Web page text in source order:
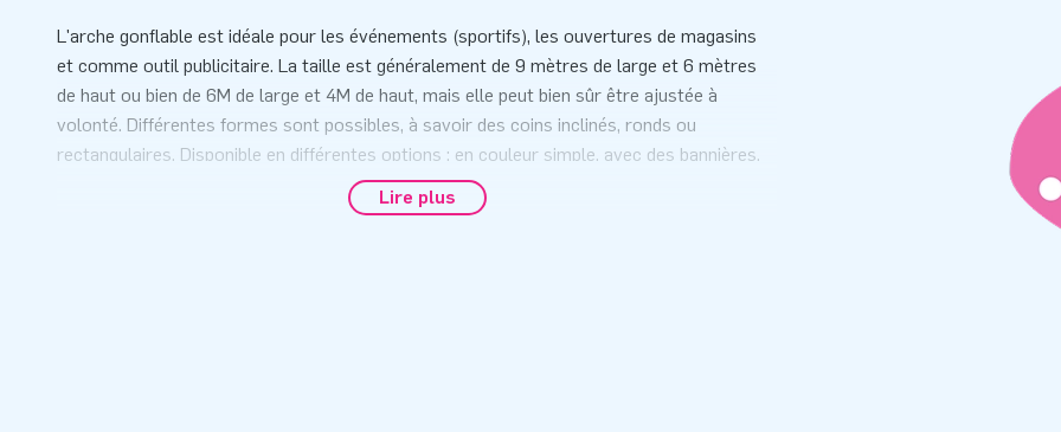
L'arche gonflable est idéale pour les événements (sportifs), les ouvertures de magasins
et comme outil publicitaire. La taille est généralement de 9 mètres de large et 6 mètres
de haut ou bien de 6M de large et 4M de haut, mais elle peut bien sûr être ajustée à
volonté. Différentes formes sont possibles, à savoir des coins inclinés, ronds ou
rectangulaires. Disponible en différentes options : en couleur simple, avec des bannières,
avec impressions publicitaires et même avec des objets en 3D.
Lire plus